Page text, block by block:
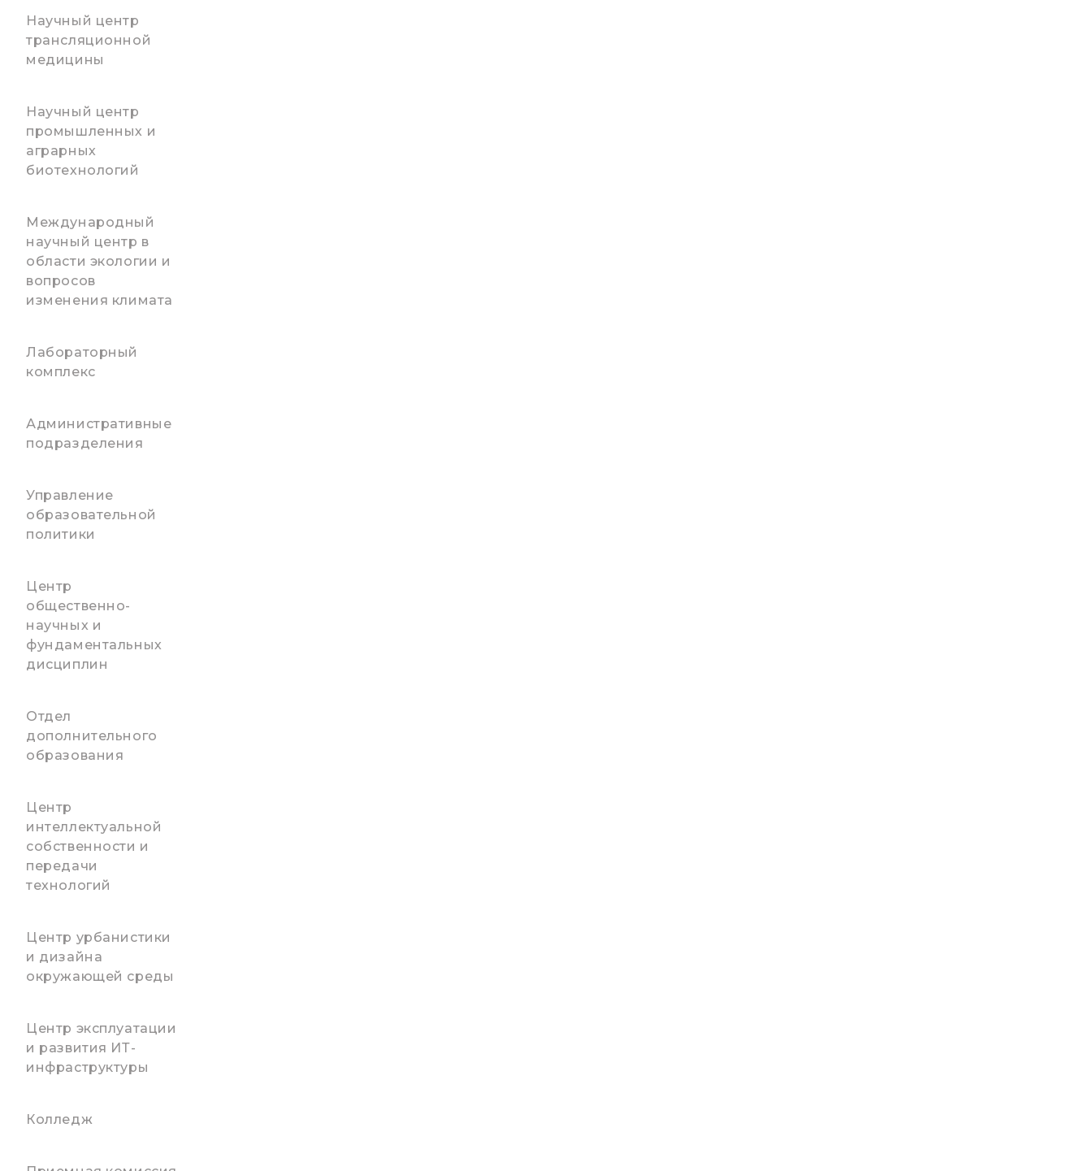
Научный центр
трансляционной
медицины
Научный центр
промышленных и
аграрных
биотехнологий
Международный
научный центр в
области экологии и
вопросов
изменения климата
Лабораторный
комплекс
Административные
подразделения
Управление
образовательной
политики
Центр
общественно-
научных и
фундаментальных
дисциплин
Отдел
дополнительного
образования
Центр
интеллектуальной
собственности и
передачи
технологий
Центр урбанистики
и дизайна
окружающей среды
Центр эксплуатации
и развития ИТ-
инфраструктуры
Колледж